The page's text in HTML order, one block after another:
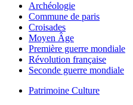
Archéologie
Commune de paris
Croisades
Moyen Âge
Première guerre mondiale
Révolution française
Seconde guerre mondiale
Patrimoine Culture